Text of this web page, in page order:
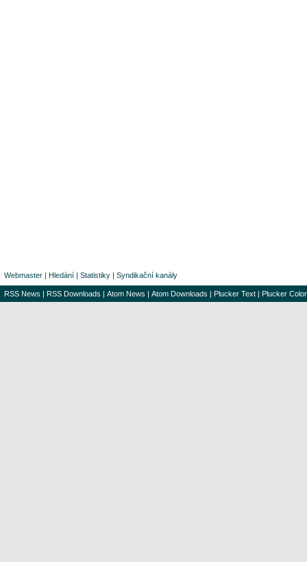
Webmaster | Hledání | Statistiky | Syndikační kanály
RSS News | RSS Downloads | Atom News | Atom Downloads | Plucker Text | Plucker Color